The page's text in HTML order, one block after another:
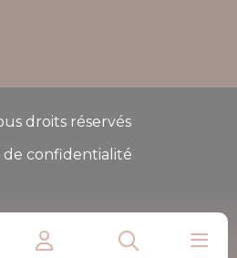
droits réservés
de confidentialité